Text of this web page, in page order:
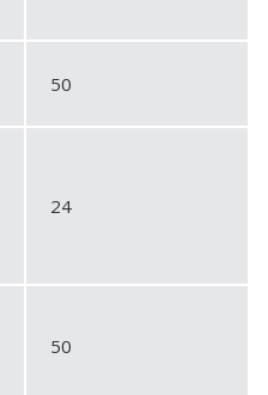
50
24
50